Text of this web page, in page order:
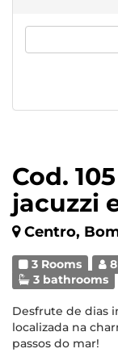
Cod.
jacuzzi
Centro,
3 Rooms
3 bathrooms
Desfrute de dias
localizada na
passos do mar!